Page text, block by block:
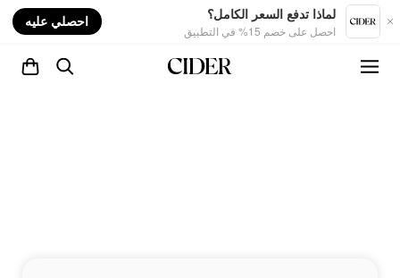
لماذا تدفع السعر الكامل؟
احصل على خصم 15% في التطبيق
احصلي عليه